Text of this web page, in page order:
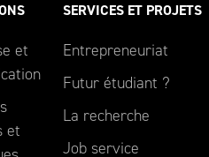
et
et
SERVICES ET PROJETS
Entrepreneuriat
Futur étudiant ?
La recherche
Job service